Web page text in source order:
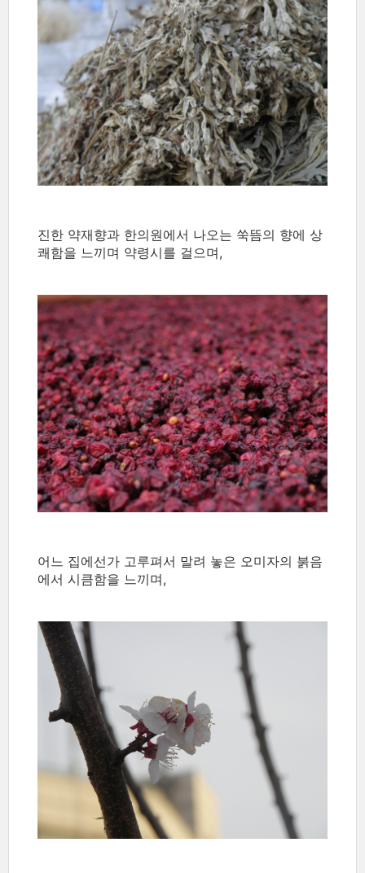
진한 약재향과 한의원에서 나오는 쑥뜸의 향에 상
쾌함을 느끼며 약령시를 걸으며,
어느 집에선가 고루펴서 말려 놓은 오미자의 붉음
에서 시큼함을 느끼며,